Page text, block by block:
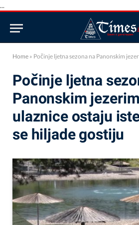
...
Home » Počinje ljetna sezona na Panonskim jezerima: Cijene
Počinje ljetna
Panonskim
ulaznice ostaju
se hiljade gostiju